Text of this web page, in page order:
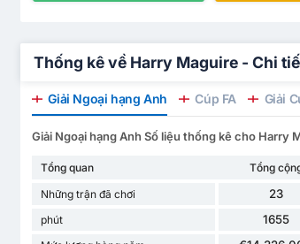
Thống kê về Harry Maguire - Chi
Giải Ngoại hạng Anh Cúp FA Giải
Giải Ngoại hạng Anh Số liệu thống kê cho Harry
Tổng quan Tổng
Những trận đã chơi
23
phút 1655